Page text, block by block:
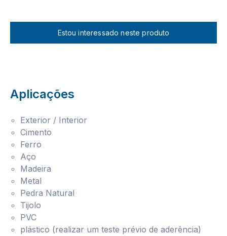
Estou interessado neste produto
Aplicações
Exterior / Interior
Cimento
Ferro
Aço
Madeira
Metal
Pedra Natural
Tijolo
PVC
plástico (realizar um teste prévio de aderência)